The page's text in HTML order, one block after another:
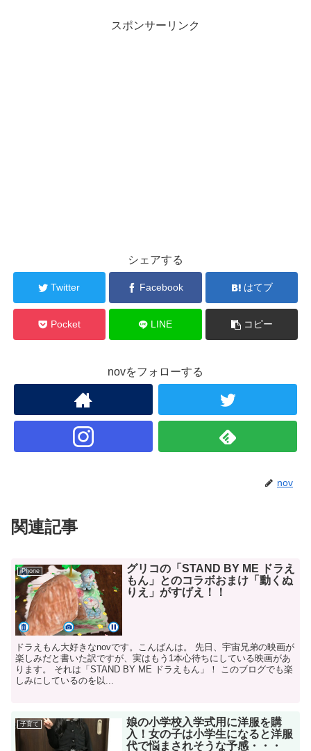
スポンサーリンク
シェアする
Twitter Facebook はてブ
Pocket LINE コピー
novをフォローする
nov
関連記事
iPhone
グリコの「STAND BY ME ドラえ
もん」とのコラボおまけ「動くぬ
りえ」がすげえ！！
ドラえもん大好きなnovです。こんばんは。 先日、宇宙兄弟の映画が
楽しみだと書いた訳ですが、実はもう1本心待ちにしている映画があ
ります。 それは「STAND BY ME ドラえもん」！ このブログでも楽
しみにしているのを以...
子育て
娘の小学校入学式用に洋服を購
入！女の子は小学生になると洋服
代で悩まされそうな予感・・・